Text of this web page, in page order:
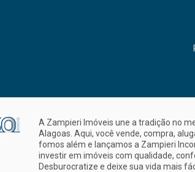
A Zampieri Imóveis une a tradição no
Alagoas. Aqui, você vende, compra,
fomos além e lançamos a Zampieri
investir em imóveis com qualidade,
Desburocratize e deixe sua vida mais